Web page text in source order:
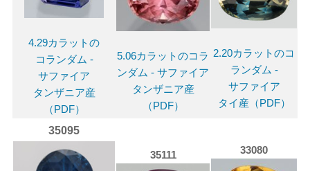
4.29カラットの
コランダム -
サファイア
タンザニア産
（PDF）
5.06カラットのコラ
ンダム - サファイア
タンザニア産
（PDF）
2.20カラットのコ
ランダム -
サファイア
タイ産（PDF）
35095
35111 33080